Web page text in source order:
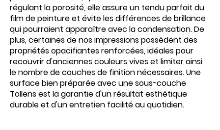
régulant la porosité, elle assure un tendu parfait du
film de peinture et évite les différences de brillance
qui pourraient apparaître avec la condensation. De
plus, certaines de nos impressions possèdent des
propriétés opacifiantes renforcées, idéales pour
recouvrir d'anciennes couleurs vives et limiter ainsi
le nombre de couches de finition nécessaires. Une
surface bien préparée avec une sous-couche
Tollens est la garantie d'un résultat esthétique
durable et d'un entretien facilité au quotidien.